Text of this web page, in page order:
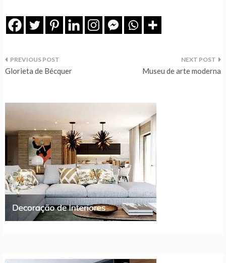
Navegação
artigos
Glorieta de Bécquer Museu de arte moderna